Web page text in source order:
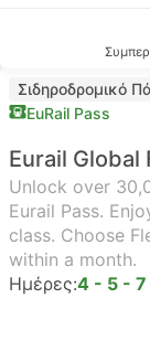
Σιδηροδρομικό
EuRail Pass
Eurail Global
Unlock over
Eurail Pass.
class. Choose
within a month.
Ημέρες:4 - 5 - 7